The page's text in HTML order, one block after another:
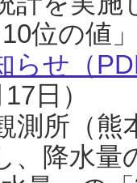
位の値
らせ（
日）
測所（熊
、降水